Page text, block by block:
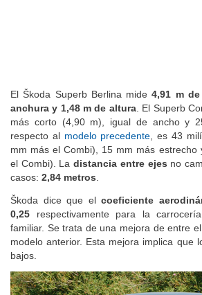
El Škoda Superb Berlina mide4,91 m
anchura y 1,48 m de altura. El Superb
más corto (4,90 m), igual de ancho y
respecto al modelo precedente, es 43
mm más el Combi), 15 mm más estrecho
el Combi). Ladistancia entre ejes no
casos: 2,84 metros.
Škoda dice que elcoeficiente
0,25 respectivamente para la
familiar. Se trata de una mejora de entre
modelo anterior. Esta mejora implica que
bajos.